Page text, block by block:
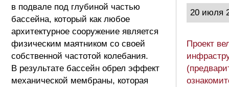
в подвале под глубиной частью
бассейна, который как любое
архитектурное сооружение является
физическим маятником со своей
собственной частотой колебания.
В результате бассейн обрел эффект
механической мембраны, которая
20 июля
Проект